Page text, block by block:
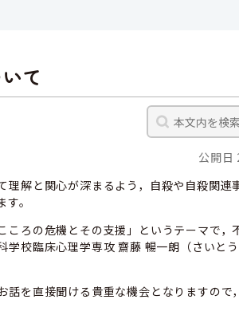
て
公開日
解と関心が深まるよう，自殺や自殺関連
。
ろの危機とその支援」というテーマで，
校臨床心理学専攻 齋藤 暢一朗（さいと
を直接聞ける貴重な機会となりますので